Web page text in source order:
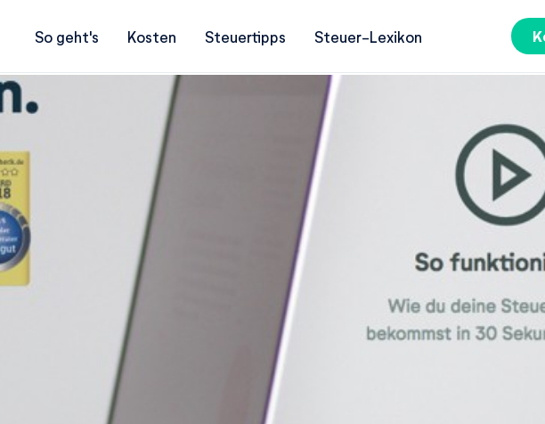
So geht's Kosten Steuertipps Steuer-Lexikon